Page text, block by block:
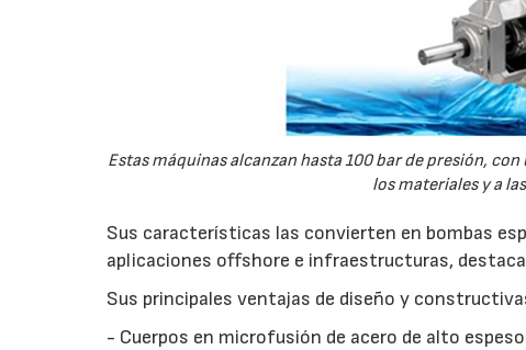
Estas máquinas alcanzan hasta 100 bar de presión,
los materiales y a
Sus características las convierten en bombas
aplicaciones offshore e infraestructuras,
Sus principales ventajas de diseño y
- Cuerpos en microfusión de acero de alto